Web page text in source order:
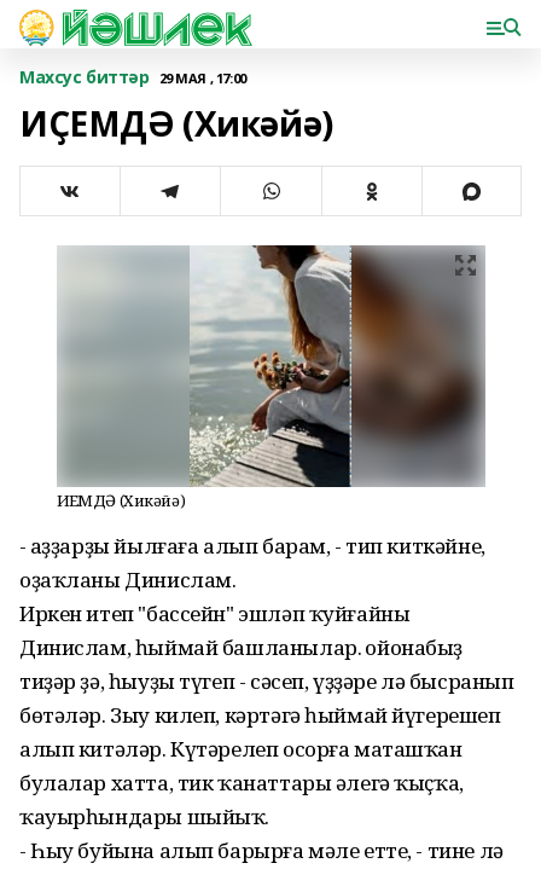
Махсус биттәр 29 МАЯ , 17:00
ИҪЕМДӘ (Хикәйә)
ИҪЕМДӘ (Хикәйә)
- Ҡаҙҙарҙы йылғаға алып барам, - тип киткәйне,
оҙаҡланы Динислам.
Иркен итеп "бассейн" эшләп ҡуйғайны
Динислам, һыймай башланылар. Ҡойонабыҙ
тиҙәр ҙә, һыуҙы түгеп - сәсеп, үҙҙәре лә бысранып
бөтәләр. Зыу килеп, кәртәгә һыймай йүгерешеп
алып китәләр. Күтәрелеп осорға маташҡан
булалар хатта, тик ҡанаттары әлегә ҡыҫҡа,
ҡауырһындары шыйыҡ.
- Һыу буйына алып барырға мәле етте, - тине лә